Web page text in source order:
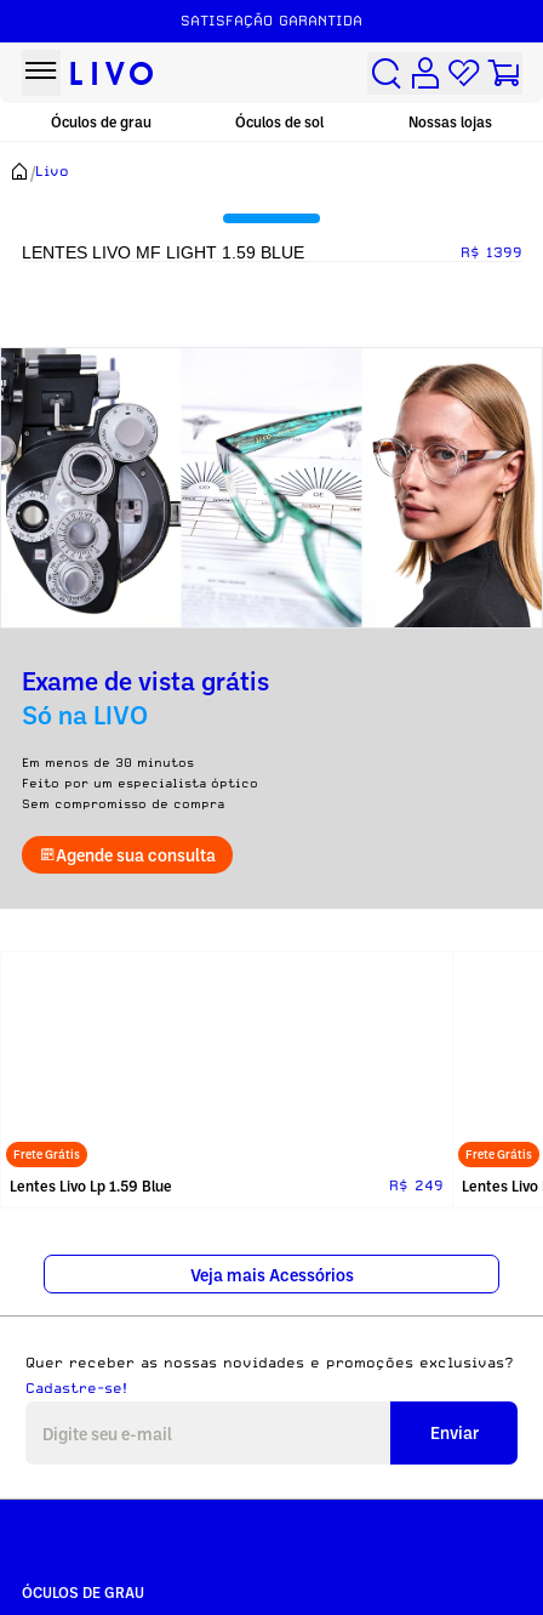
SATISFAÇÃO GARANTIDA
Óculos de grau Óculos de sol Nossas lojas
/Livo
LENTES LIVO MF LIGHT 1.59 BLUE R$ 1399
Exame de vista grátis
Só na LIVO
Em menos de 30 minutos
Feito por um especialista óptico
Sem compromisso de compra
Agende sua consulta
Frete Grátis
Lentes Livo Lp 1.59 Blue R$ 249
Frete Grátis
Lentes
Veja mais Acessórios
Quer receber as nossas novidades e promoções exclusivas?
Cadastre-se!
Enviar
ÓCULOS DE GRAU